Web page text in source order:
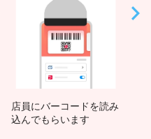
店員にバーコードを読み
込んでもらいます